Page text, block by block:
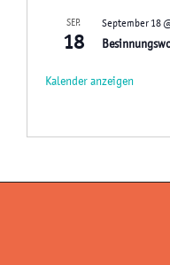
SEP.
18
September 18
Kalender anzeigen